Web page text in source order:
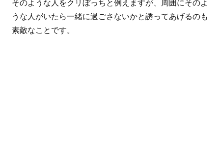
そのような人をクリぼっちと例えますが、周囲にそのよ
うな人がいたら一緒に過ごさないかと誘ってあげるのも
素敵なことです。